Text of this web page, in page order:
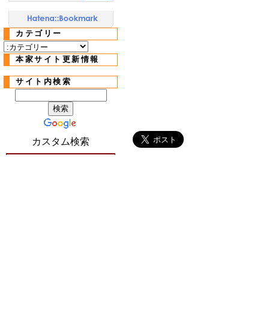
カテゴリー
本家サイト更新情報
サイト内検索
カスタム検索